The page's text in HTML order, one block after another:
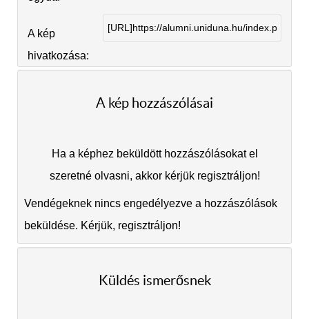
A kép
hivatkozása:
A kép hozzászólásai
Ha a képhez beküldött hozzászólásokat el
szeretné olvasni, akkor kérjük regisztráljon!
Vendégeknek nincs engedélyezve a hozzászólások
beküldése. Kérjük, regisztráljon!
Küldés ismerősnek